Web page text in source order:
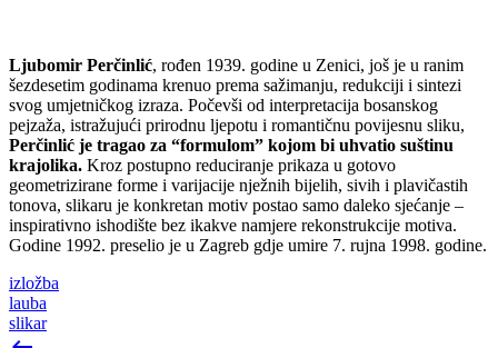
Ljubomir Perčinlić, rođen 1939. godine u Zenici, još je u ranim
šezdesetim godinama krenuo prema sažimanju, redukciji i sintezi
svog umjetničkog izraza. Počevši od interpretacija bosanskog
pejzaža, istražujući prirodnu ljepotu i romantičnu povijesnu sliku,
Perčinlić je tragao za “formulom” kojom bi uhvatio suštinu
krajolika. Kroz postupno reduciranje prikaza u gotovo
geometrizirane forme i varijacije nježnih bijelih, sivih i plavičastih
tonova, slikaru je konkretan motiv postao samo daleko sjećanje –
inspirativno ishodište bez ikakve namjere rekonstrukcije motiva.
Godine 1992. preselio je u Zagreb gdje umire 7. rujna 1998. godine.
izložba
lauba
slikar